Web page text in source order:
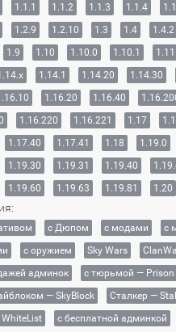
1.1.1 1.1.2 1.1.3 1.1.4
1.2.9 1.2.10 1.3 1.4 1.4.2
1.9 1.10 1.10.0 1.10.1 1.11
1.14.1 1.14.20 1.14.30
1.16.20 1.16.40
1.16.220 1.16.221 1.17
1.17.40 1.17.41 1.18 1.19.0
1.19.30 1.19.31 1.19.40
1.19.60 1.19.63 1.19.81 1.20
с Дюпом с модами
с
с оружием Sky Wars
админок с тюрьмой — Prison
— SkyBlock
Сталкер —
WhiteList
с бесплатной админкой